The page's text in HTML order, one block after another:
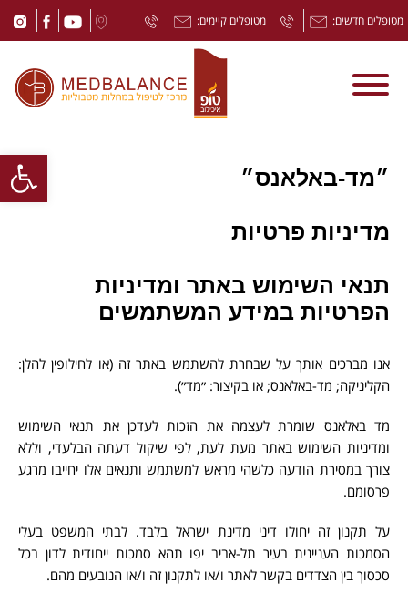
Open toolbar
מטופלים חדשים: מטופלים קיימים:
״מד-באלאנס״
מדיניות פרטיות
תנאי השימוש באתר ומדיניות
הפרטיות במידע המשתמשים
אנו מברכים אותך על שבחרת להשתמש באתר זה (או לחילופין להלן:
הקליניקה; מד-באלאנס; או בקיצור: ״מד״).
מד באלאנס שומרת לעצמה את הזכות לעדכן את תנאי השימוש
ומדיניות השימוש באתר מעת לעת, לפי שיקול דעתה הבלעדי, וללא
צורך במסירת הודעה כלשהי מראש למשתמש ותנאים אלו יחייבו מרגע
פרסומם.
על תקנון זה יחולו דיני מדינת ישראל בלבד. לבתי המשפט בעלי
הסמכות העניינית בעיר תל-אביב יפו תהא סמכות ייחודית לדון בכל
סכסוך בין הצדדים בקשר לאתר ו/או לתקנון זה ו/או הנובעים מהם.